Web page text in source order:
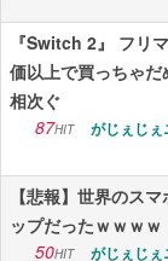
Vtuber
趣味
生活
アダルト
その他
『Switch 2』 フリ
価以上で買っちゃ
相次ぐ
87HIT がじぇじぇ
【悲報】世界のス
ップだったｗｗｗｗ
50HIT がじぇじぇ